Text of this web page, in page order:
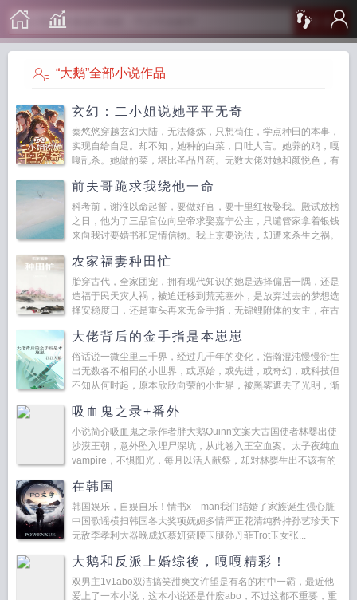
搜 索
“大鹅”全部小说作品
玄幻：二小姐说她平平无奇
秦悠悠穿越玄幻大陆，无法修炼，只想苟住，学点种田的本事，
实现自给自足。却不知，她种的白菜，口吐人言。她养的鸡，嘎
嘎乱杀。她做的菜，堪比圣品丹药。无数大佬对她和颜悦色，有
她的人品...
前夫哥跪求我绕他一命
科考前，谢淮以命起誓，要做好官，要十里红妆娶我。殿试放榜
之日，他为了三品官位向皇帝求娶嘉宁公主，只谴管家拿着银钱
来向我讨要婚书和定情信物。我上京要说法，却遭来杀生之祸。
主，还做...
农家福妻种田忙
胎穿古代，全家团宠，拥有现代知识的她是选择偏居一隅，还是
造福于民天灾人祸，被迫迁移到荒芜塞外，是放弃过去的梦想选
择安稳度日，还是重头再来无金手指，无锦鲤附体的女主，在古
生来...
大佬背后的金手指是本崽崽
俗话说一微尘里三千界，经过几千年的变化，浩瀚混沌慢慢衍生
出无数各不相同的小世界，或原始，或先进，或奇幻，或科技但
不知从何时起，原本欣欣向荣的小世界，被黑雾遮去了光明，渐
吸血鬼之录+番外
小说简介吸血鬼之录作者胖大鹅Quinn文案大古国使者林婴出使
沙漠王朝，意外坠入埋尸深坑，从此卷入王室血案。太子夜纯血
vampire，不惧阳光，每月以活人献祭，却对林婴生出不该有的
在韩国
韩国娱乐，自娱自乐！情书x－man我们结婚了家族诞生强心脏
中国歌谣横扫韩国各大奖项妩媚多情严正花清纯矜持孙艺珍天下
无敌李孝利大器晚成妖蔡妍蛮腰玉腿孙丹菲Trot玉女张...
大鹅和反派上婚综後，嘎嘎精彩！
双男主1v1abo双洁搞笑甜爽文许望是有名的村中一霸，最近他
爱上了一本小说，这本小说还是什麽abo，不过这都不重要，重